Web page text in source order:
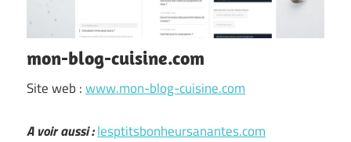
mon-blog-cuisine.com
Site web :www.mon-blog-cuisine.com
A voir aussi :lesptitsbonheursanantes.com